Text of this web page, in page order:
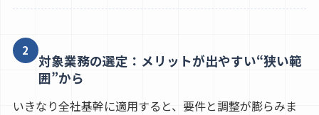
2
対象業務の選定：メリットが出やすい“狭い範
囲”から
いきなり全社基幹に適用すると、要件と調整が膨らみま